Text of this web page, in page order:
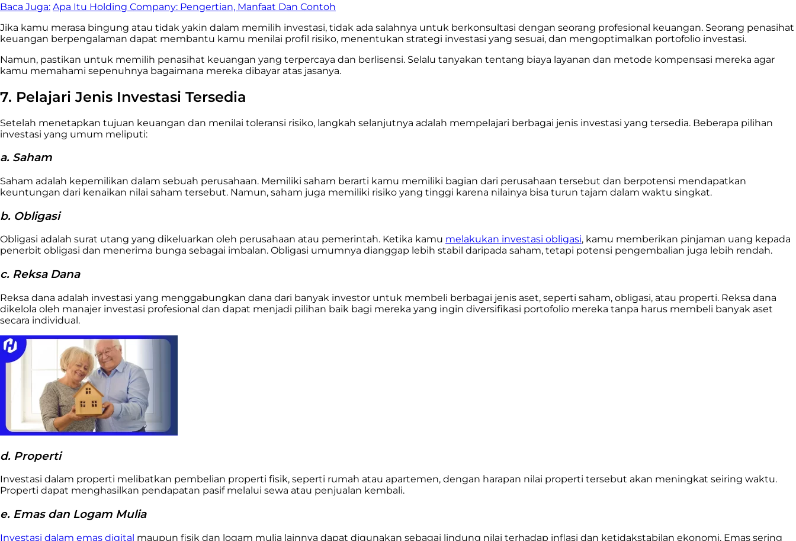
Baca Juga: Apa Itu Holding Company: Pengertian, Manfaat Dan Contoh
Jika kamu merasa bingung atau tidak yakin dalam memilih investasi, tidak ada salahnya untuk berkonsultasi dengan seorang profesional keuangan. Seorang penasihat
keuangan berpengalaman dapat membantu kamu menilai profil risiko, menentukan strategi investasi yang sesuai, dan mengoptimalkan portofolio investasi.
Namun, pastikan untuk memilih penasihat keuangan yang terpercaya dan berlisensi. Selalu tanyakan tentang biaya layanan dan metode kompensasi mereka agar
kamu memahami sepenuhnya bagaimana mereka dibayar atas jasanya.
7. Pelajari Jenis Investasi Tersedia
Setelah menetapkan tujuan keuangan dan menilai toleransi risiko, langkah selanjutnya adalah mempelajari berbagai jenis investasi yang tersedia. Beberapa pilihan
investasi yang umum meliputi:
a. Saham
Saham adalah kepemilikan dalam sebuah perusahaan. Memiliki saham berarti kamu memiliki bagian dari perusahaan tersebut dan berpotensi mendapatkan
keuntungan dari kenaikan nilai saham tersebut. Namun, saham juga memiliki risiko yang tinggi karena nilainya bisa turun tajam dalam waktu singkat.
b. Obligasi
Obligasi adalah surat utang yang dikeluarkan oleh perusahaan atau pemerintah. Ketika kamu melakukan investasi obligasi, kamu memberikan pinjaman uang kepada
penerbit obligasi dan menerima bunga sebagai imbalan. Obligasi umumnya dianggap lebih stabil daripada saham, tetapi potensi pengembalian juga lebih rendah.
c. Reksa Dana
Reksa dana adalah investasi yang menggabungkan dana dari banyak investor untuk membeli berbagai jenis aset, seperti saham, obligasi, atau properti. Reksa dana
dikelola oleh manajer investasi profesional dan dapat menjadi pilihan baik bagi mereka yang ingin diversifikasi portofolio mereka tanpa harus membeli banyak aset
secara individual.
d. Properti
Investasi dalam properti melibatkan pembelian properti fisik, seperti rumah atau apartemen, dengan harapan nilai properti tersebut akan meningkat seiring waktu.
Properti dapat menghasilkan pendapatan pasif melalui sewa atau penjualan kembali.
e. Emas dan Logam Mulia
Investasi dalam emas digital maupun fisik dan logam mulia lainnya dapat digunakan sebagai lindung nilai terhadap inflasi dan ketidakstabilan ekonomi. Emas sering